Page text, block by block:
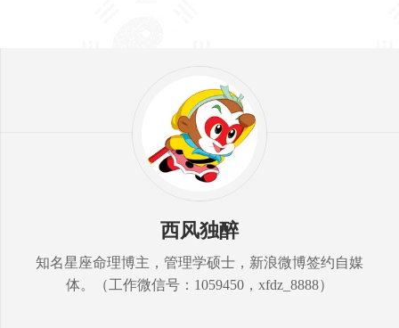
西风独醉
知名星座命理博主，管理学硕士，新浪微博签约自媒
体。（工作微信号：1059450，xfdz_8888）